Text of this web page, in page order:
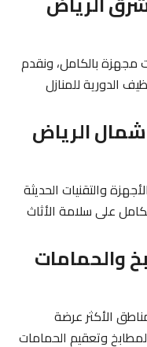
بالكامل، ونقدم
الدورية للمنازل
الرياض
والتقنيات الحديثة
على سلامة الأثاث
الأكثر عرضة
وتعقيم الحمامات